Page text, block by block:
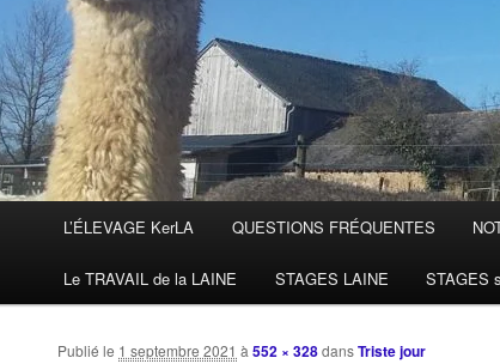
L’ÉLEVAGE KerLA QUESTIONS FRÉQUENTES
Le TRAVAIL de la LAINE STAGES LAINE STAGES
Publié le 1 septembre 2021 à552 × 328dansTriste jour